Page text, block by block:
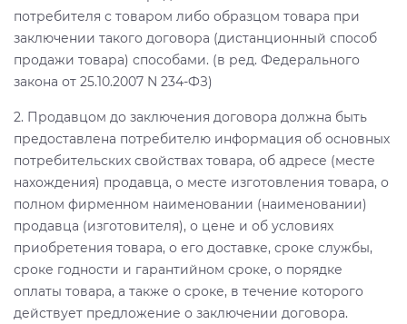
потребителя с товаром либо образцом товара при
заключении такого договора (дистанционный способ
продажи товара) способами. (в ред. Федерального
закона от 25.10.2007 N 234-ФЗ)
2. Продавцом до заключения договора должна быть
предоставлена потребителю информация об основных
потребительских свойствах товара, об адресе (месте
нахождения) продавца, о месте изготовления товара, о
полном фирменном наименовании (наименовании)
продавца (изготовителя), о цене и об условиях
приобретения товара, о его доставке, сроке службы,
сроке годности и гарантийном сроке, о порядке
оплаты товара, а также о сроке, в течение которого
действует предложение о заключении договора.